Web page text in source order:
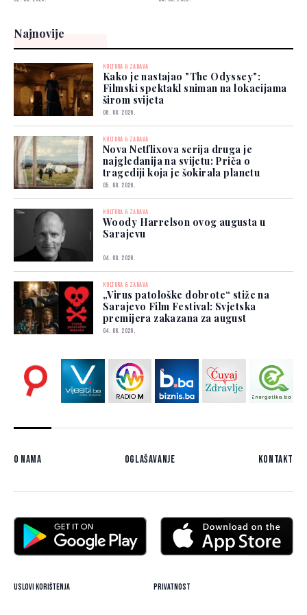
Najnovije
KULTURA & ZABAVA
Kako je nastajao "The Odyssey":
Filmski spektakl sniman na lokacijama
širom svijeta
06. 08. 2026.
KULTURA & ZABAVA
Nova Netflixova serija druga je
najgledanija na svijetu: Priča o
tragediji koja je šokirala planetu
05. 08. 2026.
KULTURA & ZABAVA
Woody Harrelson ovog augusta u
Sarajevu
04. 08. 2026.
KULTURA & ZABAVA
„Virus patološke dobrote“ stiže na
Sarajevo Film Festival: Svjetska
premijera zakazana za august
04. 08. 2026.
O nama Oglašavanje Kontakt
Uslovi korištenja Privatnost